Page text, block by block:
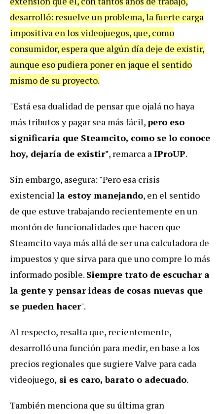
desarrolló: resuelve un problema, la fuerte carga
impositiva en los videojuegos, que, como
consumidor, espera que algún día deje de existir,
aunque eso pudiera poner en jaque el sentido
mismo de su proyecto.
"Está esa dualidad de pensar que ojalá no haya
más tributos y pagar sea más fácil,pero eso
significaría que Steamcito, como se lo conoce
hoy, dejaría de existir", remarca aIProUP.
Sin embargo, asegura: "Pero esa crisis
existencial la estoy manejando, en el sentido
de que estuve trabajando recientemente en un
montón de funcionalidades que hacen que
Steamcito vaya más allá de ser una calculadora de
impuestos y que sirva para que uno compre lo más
informado posible. Siempre trato de escuchar a
la gente y pensar ideas de cosas nuevas que
se pueden hacer".
Al respecto, resalta que, recientemente,
desarrolló una función para medir, en base a los
precios regionales que sugiere Valve para cada
videojuego, si es caro, barato o adecuado.
También menciona que su última gran